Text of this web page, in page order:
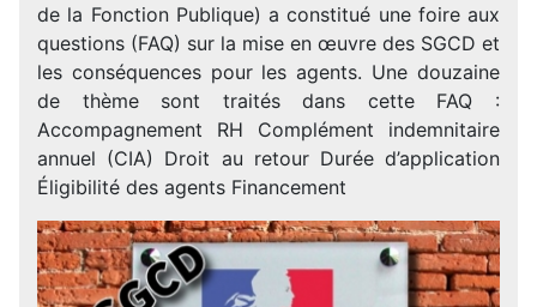
de la Fonction Publique) a constitué une foire aux
questions (FAQ) sur la mise en œuvre des SGCD et
les conséquences pour les agents. Une douzaine
de thème sont traités dans cette FAQ :
Accompagnement RH Complément indemnitaire
annuel (CIA) Droit au retour Durée d’application
Éligibilité des agents Financement